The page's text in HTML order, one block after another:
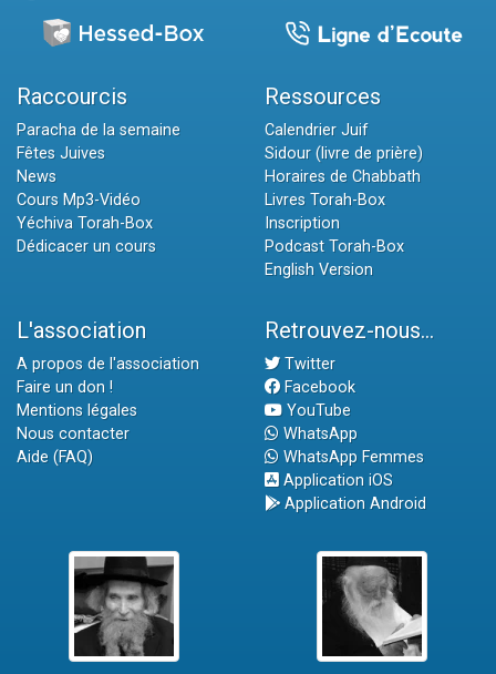
Raccourcis
Paracha de la semaine
Fêtes Juives
News
Cours Mp3-Vidéo
Yéchiva Torah-Box
Dédicacer un cours
Ressources
Calendrier Juif
Sidour (livre de prière)
Horaires de Chabbath
Livres Torah-Box
Inscription
Podcast Torah-Box
English Version
L'association
A propos de l'association
Faire un don !
Mentions légales
Nous contacter
Aide (FAQ)
Retrouvez-nous...
Twitter
Facebook
YouTube
WhatsApp
WhatsApp Femmes
Application iOS
Application Android